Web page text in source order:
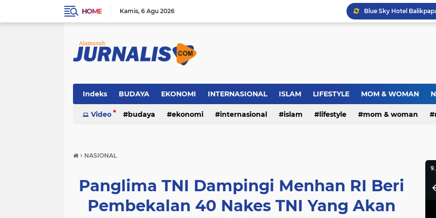
HOME Kamis 6 Agu 2026
Dies Natalis SMP
Warga RW.06 Wisma
Indeks BUDAYA EKONOMI INTERNASIONAL ISLAM LIFESTYLE MOM & WOMAN
SOSIAL WISATA
Video budaya ekonomi internasional islam lifestyle mom & woman
› NASIONAL
Panglima TNI Dampingi Menhan RI Beri
Pembekalan 40 Nakes TNI Yang Akan